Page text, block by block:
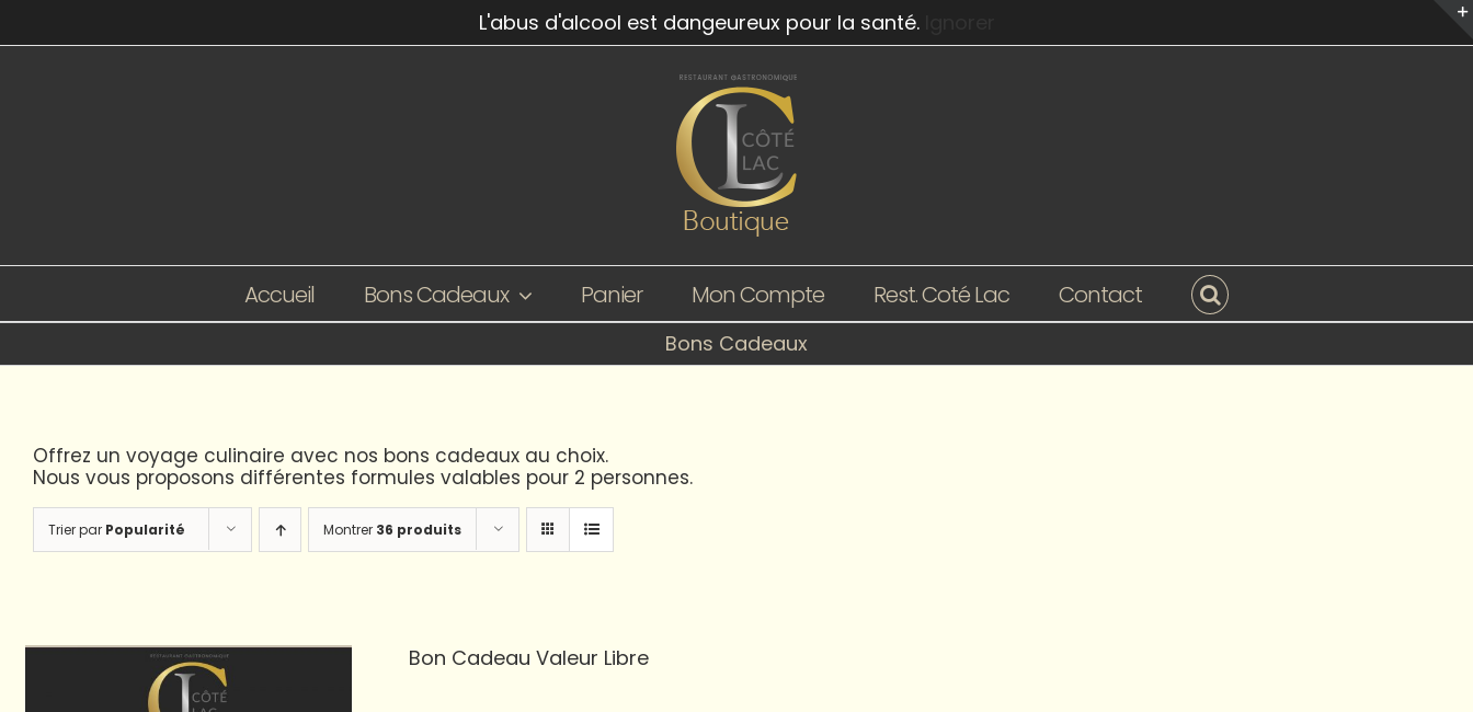
L'abus d'alcool est dangeureux pour la santé.
contenu
Accueil Bons Cadeaux Panier Mon Compte Rest. Coté Lac Contact
Bons Cadeaux
Offrez un voyage culinaire avec nos bons cadeaux au choix.
Nous vous proposons différentes formules valables pour 2 personnes.
Trier par Popularité Montrer 36 produits
Bon Cadeau Valeur Libre